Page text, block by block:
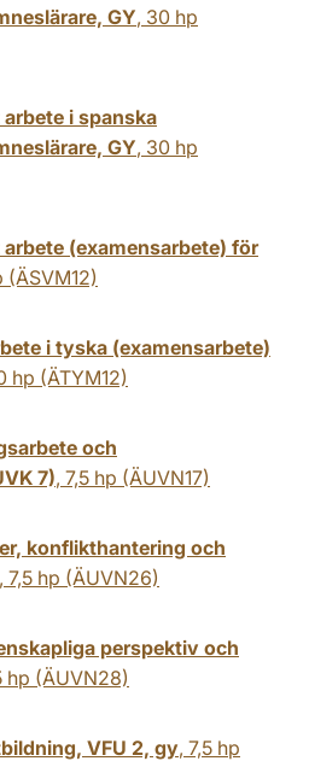
GY, 30 hp
i spanska
GY, 30 hp
(examensarbete) för
(ÄSVM12)
i tyska (examensarbete)
hp (ÄTYM12)
och
7), 7,5 hp (ÄUVN17)
konflikthantering och
, 7,5 hp (ÄUVN26)
perspektiv och
hp (ÄUVN28)
VFU 2, gy, 7,5 hp